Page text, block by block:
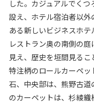
した。カジュアルでく
設え、ホテル宿泊者以
ある新しいビジネスホテ
レストラン奥の南側の
見え、歴史を垣間見るこ
特注柄のロールカーペ
石、中央部は、熊野古
のカーペットは、杉綾